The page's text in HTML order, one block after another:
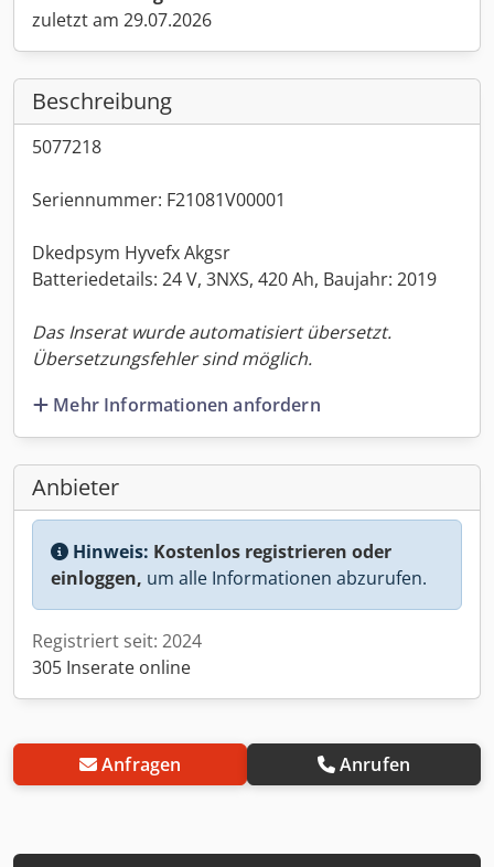
zuletzt am 29.07.2026
Beschreibung
5077218
Seriennummer: F21081V00001
Dkedpsym Hyvefx Akgsr
Batteriedetails: 24 V, 3NXS, 420 Ah, Baujahr: 2019
Das Inserat wurde automatisiert übersetzt.
Übersetzungsfehler sind möglich.
Mehr Informationen anfordern
Anbieter
Hinweis: Kostenlos registrieren oder
einloggen, um alle Informationen abzurufen.
Registriert seit: 2024
305 Inserate online
Anfragen Anrufen